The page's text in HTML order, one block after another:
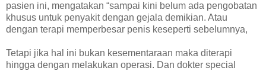
pasien ini, mengatakan “sampai kini belum ada pengobatan
khusus untuk penyakit dengan gejala demikian. Atau
dengan terapi memperbesar penis keseperti sebelumnya,
Tetapi jika hal ini bukan kesementaraan maka diterapi
hingga dengan melakukan operasi. Dan dokter special